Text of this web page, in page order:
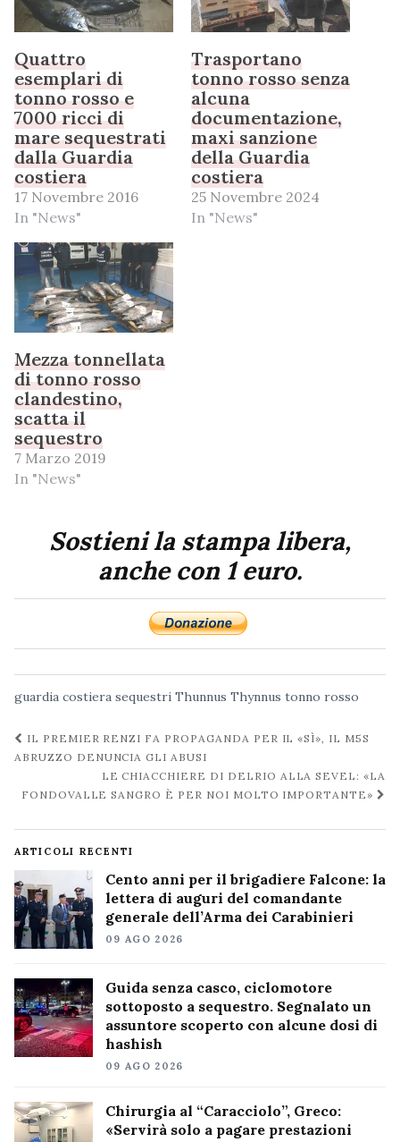
Quattro
esemplari di
tonno rosso e
7000 ricci di
mare sequestrati
dalla Guardia
costiera
17 Novembre 2016
In "News"
Trasportano
tonno rosso senza
alcuna
documentazione,
maxi sanzione
della Guardia
costiera
25 Novembre 2024
In "News"
Mezza tonnellata
di tonno rosso
clandestino,
scatta il
sequestro
7 Marzo 2019
In "News"
Sostieni la stampa libera,
anche con 1 euro.
guardia costiera sequestri Thunnus Thynnus tonno rosso
Navigazione
post
IL PREMIER RENZI FA PROPAGANDA PER IL «SÌ», IL M5S
ABRUZZO DENUNCIA GLI ABUSI
LE CHIACCHIERE DI DELRIO ALLA SEVEL: «LA
FONDOVALLE SANGRO È PER NOI MOLTO IMPORTANTE»
ARTICOLI RECENTI
Cento anni per il brigadiere Falcone: la
lettera di auguri del comandante
generale dell’Arma dei Carabinieri
09 AGO 2026
Guida senza casco, ciclomotore
sottoposto a sequestro. Segnalato un
assuntore scoperto con alcune dosi di
hashish
09 AGO 2026
Chirurgia al “Caracciolo”, Greco:
«Servirà solo a pagare prestazioni